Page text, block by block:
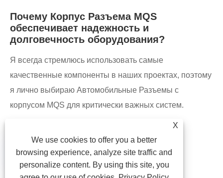
Почему Корпус Разъема MQS
обеспечивает надежность и
долговечность оборудования?
Я всегда стремлюсь использовать самые
качественные компоненты в наших проектах, поэтому
я лично выбираю Автомобильные Разъемы с
корпусом MQS для критически важных систем.
X
We use cookies to offer you a better
browsing experience, analyze site traffic and
personalize content. By using this site, you